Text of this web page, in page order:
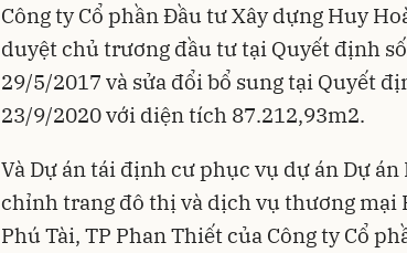
Công ty Cổ phần Đầu tư Xây dựng Huy
duyệt chủ trương đầu tư tại Quyết định
29/5/2017 và sửa đổi bổ sung tại Quyết
23/9/2020 với diện tích 87.212,93m2.
Và Dự án tái định cư phục vụ dự án Dự
chỉnh trang đô thị và dịch vụ thương mại
Phú Tài, TP Phan Thiết của Công ty Cổ